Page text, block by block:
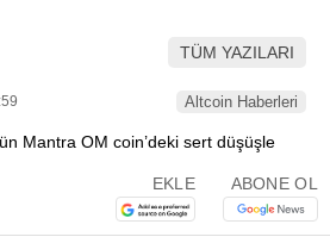
Telegram
TÜM YAZILARI
Altcoin Haberleri
EKLE ABONE OL